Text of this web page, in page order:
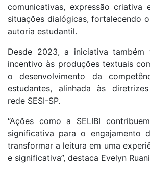
comunicativas, expressão criativa
situações dialógicas, fortalecendo
autoria estudantil.
Desde 2023, a iniciativa também
incentivo às produções textuais
o desenvolvimento da
estudantes, alinhada às
rede SESI-SP.
“Ações como a SELIBI
significativa para o engajamento
transformar a leitura em uma
e significativa”, destaca Evelyn